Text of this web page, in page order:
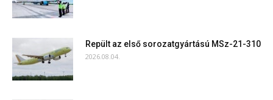
Repült az első sorozatgyártású MSz-21-310
2026.08.04.